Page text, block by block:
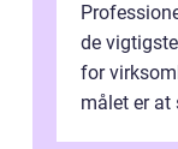
de
for
målet er at